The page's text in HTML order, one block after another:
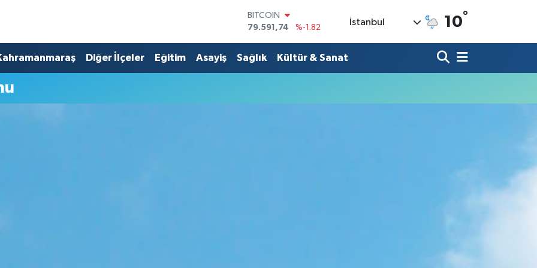
BITCOIN
79.591,74
%-1.82
EURO
53,38690
%0.19
İstanbul 10°
Diğer İlçeler Eğitim Asayiş Sağlık Kültür & Sanat